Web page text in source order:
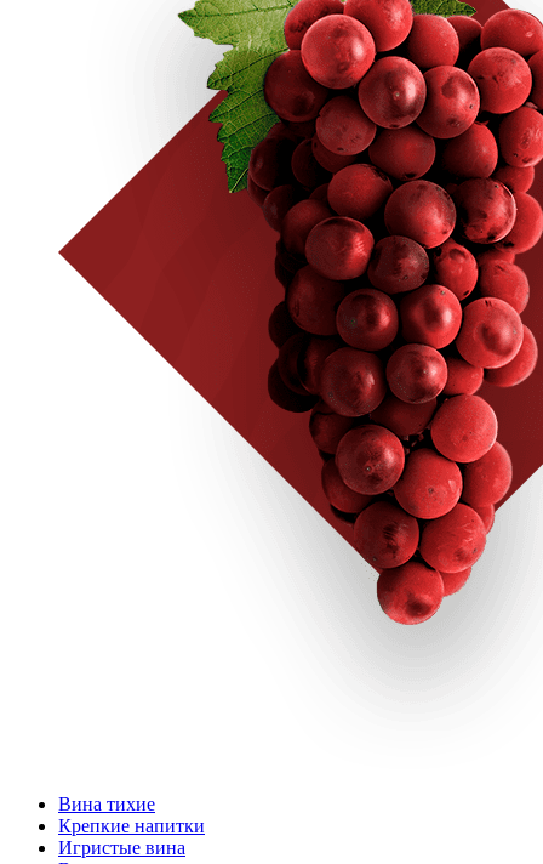
Вина тихие
Крепкие напитки
Игристые вина